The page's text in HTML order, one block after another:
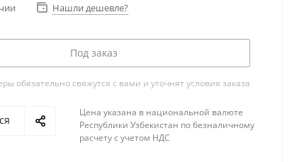
Нашли дешевле?
Под заказ
обязательно свяжутся с вами и уточнят условия заказа
Цена указана в национальной валюте
Республики Узбекистан по безналичному
расчету с учетом НДС